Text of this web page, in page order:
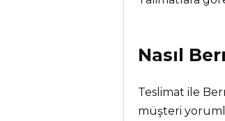
Nasıl
Teslimat ile
müşteri